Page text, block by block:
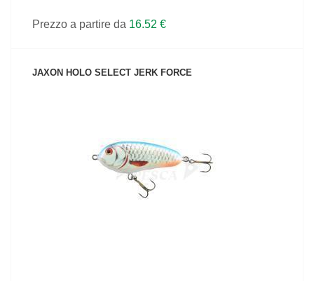
Prezzo a partire da 16.52 €
JAXON HOLO SELECT JERK FORCE
VEDI IL PRODOTTO